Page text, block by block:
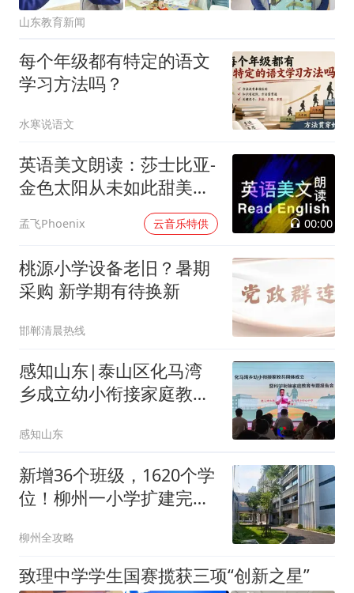
山东教育新闻
每个年级都有特定的语文
学习方法吗？
水寒说语文
英语美文朗读：莎士比亚-
金色太阳从未如此甜美吻
孟飞Phoenix 云音乐特供 00:00
桃源小学设备老旧？暑期
采购 新学期有待换新
邯郸清晨热线
感知山东|泰山区化马湾
乡成立幼小衔接家庭教育
感知山东
新增36个班级，1620个学
位！柳州一小学扩建完
柳州全攻略
致理中学学生国赛揽获三项“创新之星”